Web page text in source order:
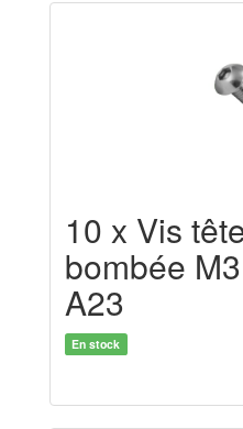
10 x Vis
bombée
A23
En stock